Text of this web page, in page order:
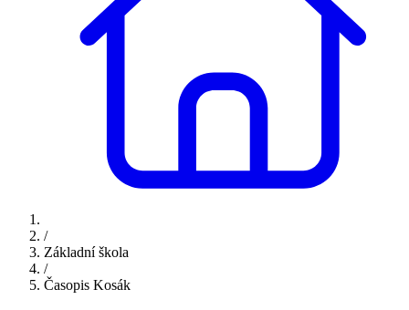
/
Základní škola
/
Časopis Kosák